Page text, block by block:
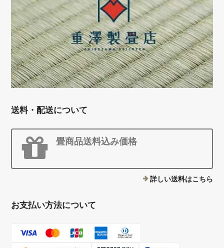
送料・配送について
畳商品送料込み価格
詳しい送料はこちら
お支払い方法について